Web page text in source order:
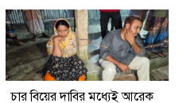
চার বিয়ের দাবির মধ্যেই আরেক